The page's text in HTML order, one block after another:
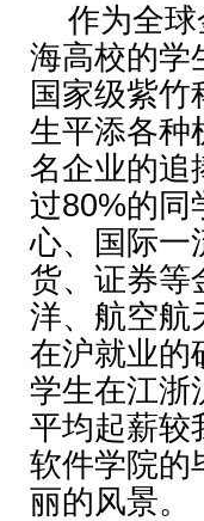
作为全
海高校的学
国家级紫
生平添各种
名企业的追
过80%的同
心、国际一
货、证券等
洋、航空航
在沪就业的
学生在江浙
平均起薪较
软件学院的
丽的风景。